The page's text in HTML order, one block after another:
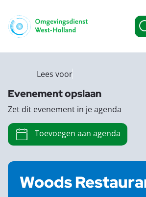
Woods
Lees voor
Evenement opslaan
Zet dit evenement in je agenda
Toevoegen aan agenda